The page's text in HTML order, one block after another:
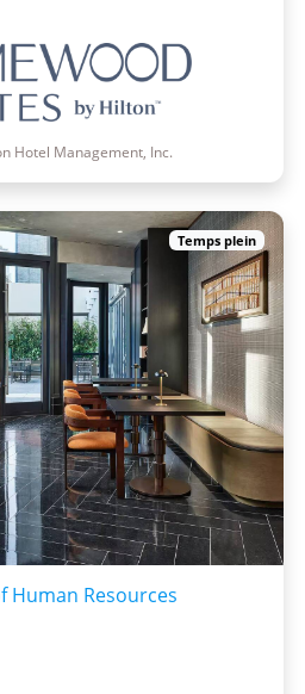
Hotel Management, Inc.
Temps plein
Resources